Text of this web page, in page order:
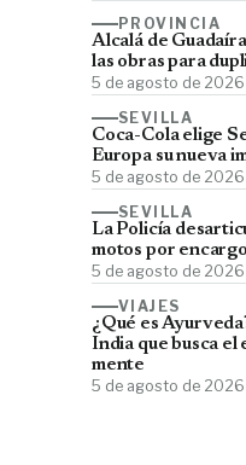
PROVINCIA
Alcalá de
las obras para
5 de agosto de 2026
SEVILLA
Coca-Cola elige
Europa su nueva
5 de agosto de 2026
SEVILLA
La Policía
motos por
5 de agosto de 2026
VIAJES
¿Qué es
India que busca
mente
5 de agosto de 2026